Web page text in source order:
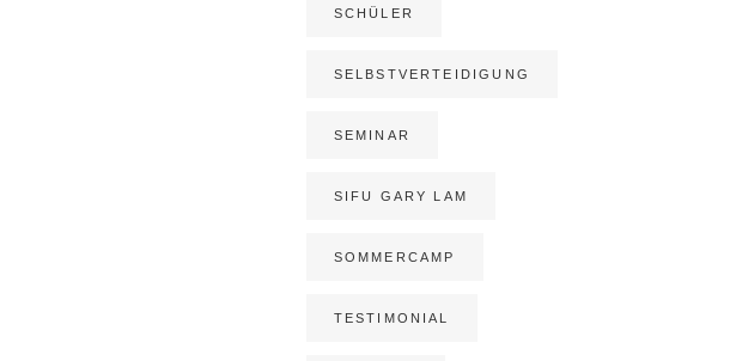
SCHÜLER
SELBSTVERTEIDIGUNG
SEMINAR
SIFU GARY LAM
SOMMERCAMP
TESTIMONIAL